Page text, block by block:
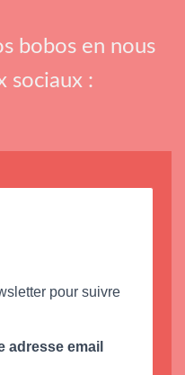
bobos en nous
sociaux :